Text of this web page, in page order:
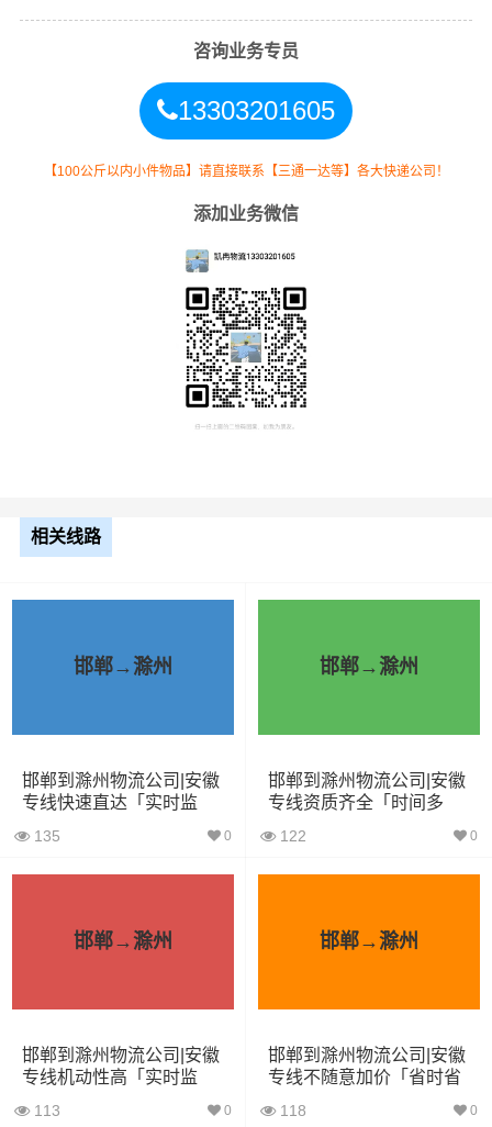
整车运输价格计算方式通常是按单价×公
考，不作为最终成交价格，望知晓！
车型
4.2米货车 4.2×2.4×2.5
5.2米货车 31立方 8吨 5.2×2.4×2.6
6.8米货车 40立方 10吨 6.8×2.4×2.8
7.6米货车 48立方 16吨 7.6×2.4×2.8
9.6米货车 58立方 18吨 9.6×2.4×2.5
13米货车 80立方 13×2.4×2.8
其他货主物流经验分享
已发过邢台到滁州物流专线的货主告诉大家如果你选择了
咨询业务专员
13303201605
【100公斤以内小件物品】请直接联系【三通一达等】各大快递公司！
添加业务微信
相关线路
邯郸→滁州
邯郸到滁州物流公司|安徽
专线快速直达「实时监
135 0
邯郸→滁州
邯郸到滁州物流公司|安徽
专线资质齐全「时间多
122 0
邯郸→滁州
邯郸到滁州物流公司|安徽
专线机动性高「实时监
113 0
邯郸→滁州
邯郸到滁州物流公司|安徽
专线不随意加价「省时省
118 0